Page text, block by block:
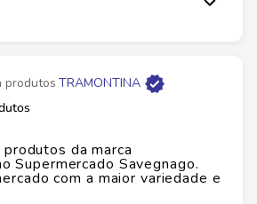
produtos TRAMONTINA
da marca
Supermercado Savegnago.
com a maior variedade e